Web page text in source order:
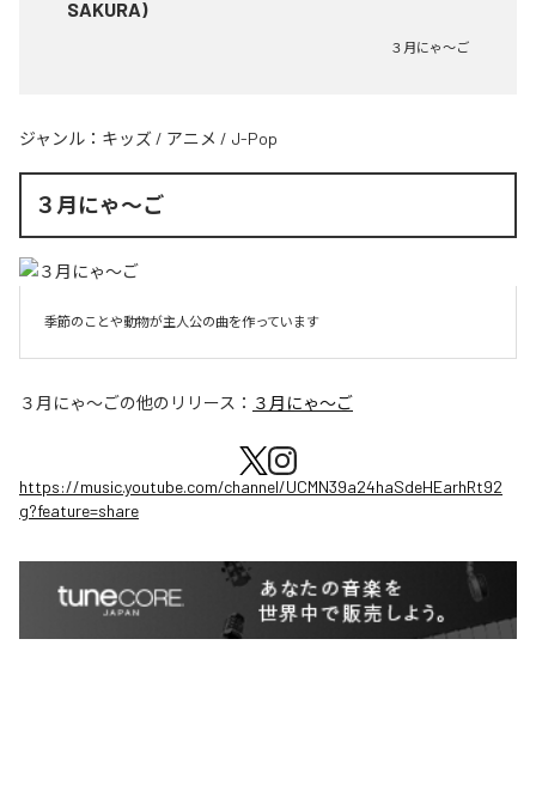
SAKURA)
３月にゃ〜ご
ジャンル： キッズ / アニメ / J-Pop
３月にゃ〜ご
季節のことや動物が主人公の曲を作っています
３月にゃ〜ごの他のリリース： ３月にゃ〜ご
https://music.youtube.com/channel/UCMN39a24haSdeHEarhRt92
g?feature=share